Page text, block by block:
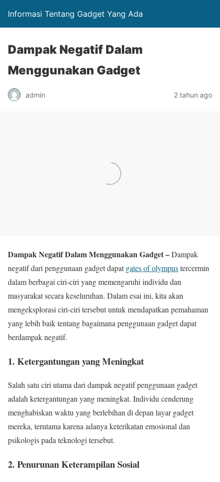
Informasi Tentang Gadget Yang Ada
Dampak Negatif Dalam
Menggunakan Gadget
admin 2 tahun ago
Dampak Negatif Dalam Menggunakan Gadget –Dampak
negatif dari penggunaan gadget dapatgates of olympustercermin
dalam berbagai ciri-ciri yang memengaruhi individu dan
masyarakat secara keseluruhan. Dalam esai ini, kita akan
mengeksplorasi ciri-ciri tersebut untuk mendapatkan pemahaman
yang lebih baik tentang bagaimana penggunaan gadget dapat
berdampak negatif.
1. Ketergantungan yang Meningkat
Salah satu ciri utama dari dampak negatif penggunaan gadget
adalah ketergantungan yang meningkat. Individu cenderung
menghabiskan waktu yang berlebihan di depan layar gadget
mereka, terutama karena adanya keterikatan emosional dan
psikologis pada teknologi tersebut.
2. Penurunan Keterampilan Sosial